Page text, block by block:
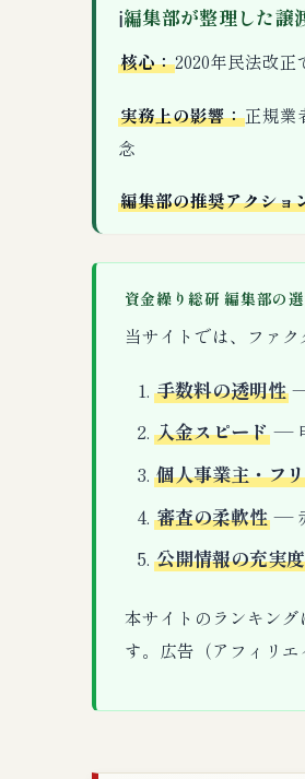
ℹ編集部が整理した譲
核心：2020年民法改
実務上の影響：正規業
念
編集部の推奨アクショ
資金繰り総研 編集部の
当サイトでは、ファ
手数料の透明性
入金スピード —
個人事業主・フ
審査の柔軟性 —
公開情報の充実度
本サイトのランキン
す。広告（アフィリエ